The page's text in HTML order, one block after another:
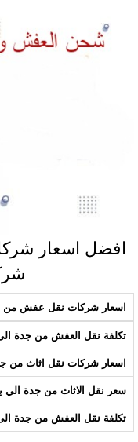
اسعار
شركات نقل عفش من جدة
نقل العفش من جدة الى
شركات نقل اثاث من جدة
نقل الاثاث من جدة الي ينبع
نقل العفش من جدة الى